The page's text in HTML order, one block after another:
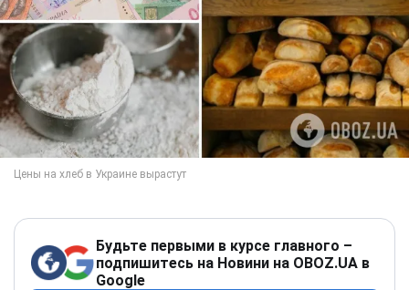
Будьте первыми в курсе главного –
подпишитесь на Новини на OBOZ.UA в
Google